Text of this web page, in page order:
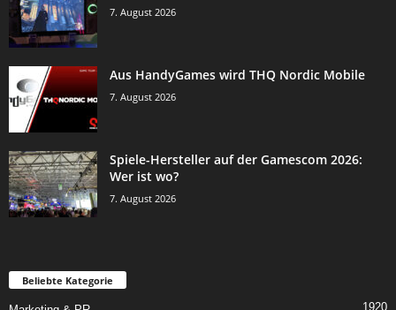
7. August 2026
Aus HandyGames wird THQ Nordic Mobile
7. August 2026
Spiele-Hersteller auf der Gamescom 2026:
Wer ist wo?
7. August 2026
Beliebte Kategorie
1920